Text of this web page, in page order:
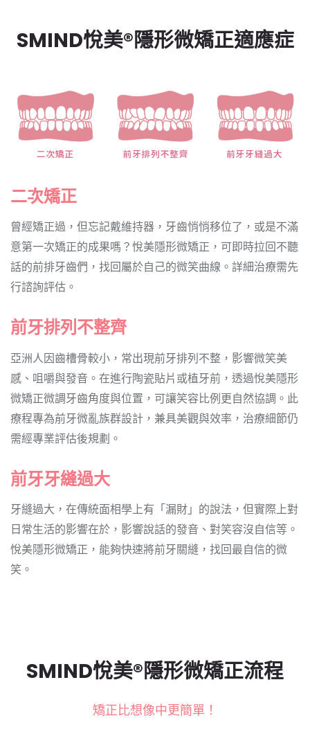
SMIND悅美®隱形微矯正適應症
二次矯正
曾經矯正過，但忘記戴維持器，牙齒悄悄移位了，或是不滿
意第一次矯正的成果嗎？悅美隱形微矯正，可即時拉回不聽
話的前排牙齒們，找回屬於自己的微笑曲線。詳細治療需先
行諮詢評估。
前牙排列不整齊
亞洲人因齒槽骨較小，常出現前牙排列不整，影響微笑美
感、咀嚼與發音。在進行陶瓷貼片或植牙前，透過悅美隱形
微矯正微調牙齒角度與位置，可讓笑容比例更自然協調。此
療程專為前牙微亂族群設計，兼具美觀與效率，治療細節仍
需經專業評估後規劃。
前牙牙縫過大
牙縫過大，在傳統面相學上有「漏財」的說法，但實際上對
日常生活的影響在於，影響說話的發音、對笑容沒自信等。
悅美隱形微矯正，能夠快速將前牙關縫，找回最自信的微
笑。
SMIND悅美®隱形微矯正流程
矯正比想像中更簡單！